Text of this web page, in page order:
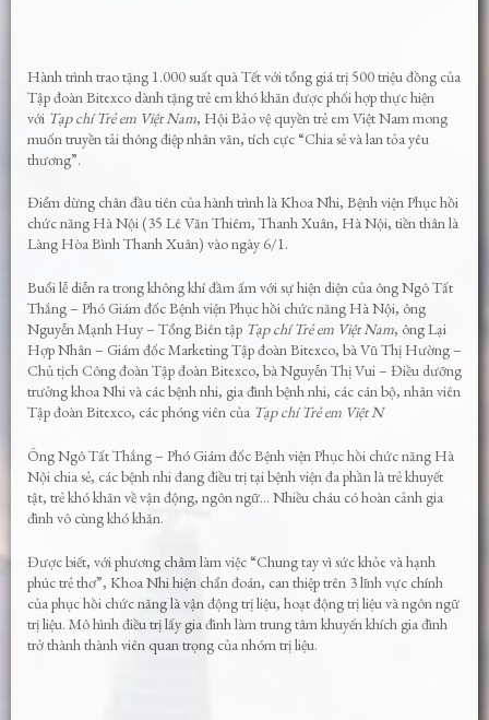
Hành trình trao tặng 1.000 suất quà Tết với tổng giá trị 500 triệu đồng của
Tập đoàn Bitexco dành tặng trẻ em khó khăn được phối hợp thực hiện
với Tạp chí Trẻ em Việt Nam, Hội Bảo vệ quyền trẻ em Việt Nam mong
muốn truyền tải thông điệp nhân văn, tích cực “Chia sẻ và lan tỏa yêu
thương”.
Điểm dừng chân đầu tiên của hành trình là Khoa Nhi, Bệnh viện Phục hồi
chức năng Hà Nội (35 Lê Văn Thiêm, Thanh Xuân, Hà Nội, tiền thân là
Làng Hòa Bình Thanh Xuân) vào ngày 6/1.
Buổi lễ diễn ra trong không khí đầm ấm với sự hiện diện của ông Ngô Tất
Thắng – Phó Giám đốc Bệnh viện Phục hồi chức năng Hà Nội, ông
Nguyễn Mạnh Huy – Tổng Biên tập Tạp chí Trẻ em Việt Nam, ông Lại
Hợp Nhân – Giám đốc Marketing Tập đoàn Bitexco, bà Vũ Thị Hường –
Chủ tịch Công đoàn Tập đoàn Bitexco, bà Nguyễn Thị Vui – Điều dưỡng
trưởng khoa Nhi và các bệnh nhi, gia đình bệnh nhi, các cán bộ, nhân viên
Tập đoàn Bitexco, các phóng viên của Tạp chí Trẻ em Việt N
Ông Ngô Tất Thắng – Phó Giám đốc Bệnh viện Phục hồi chức năng Hà
Nội chia sẻ, các bệnh nhi đang điều trị tại bệnh viện đa phần là trẻ khuyết
tật, trẻ khó khăn về vận động, ngôn ngữ… Nhiều cháu có hoàn cảnh gia
đình vô cùng khó khăn.
Được biết, với phương châm làm việc “Chung tay vì sức khỏe và hạnh
phúc trẻ thơ”, Khoa Nhi hiện chẩn đoán, can thiệp trên 3 lĩnh vực chính
của phục hồi chức năng là vận động trị liệu, hoạt động trị liệu và ngôn ngữ
trị liệu. Mô hình điều trị lấy gia đình làm trung tâm khuyến khích gia đình
trở thành thành viên quan trọng của nhóm trị liệu.